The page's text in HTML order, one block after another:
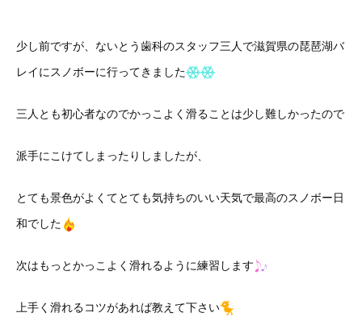
少し前ですが、ないとう歯科のスタッフ三人で滋賀県の琵琶湖バ
レイにスノボーに行ってきました
三人とも初心者なのでかっこよく滑ることは少し難しかったので
派手にこけてしまったりしましたが、
とても景色がよくてとても気持ちのいい天気で最高のスノボー日
和でした
次はもっとかっこよく滑れるように練習します
上手く滑れるコツがあれば教えて下さい